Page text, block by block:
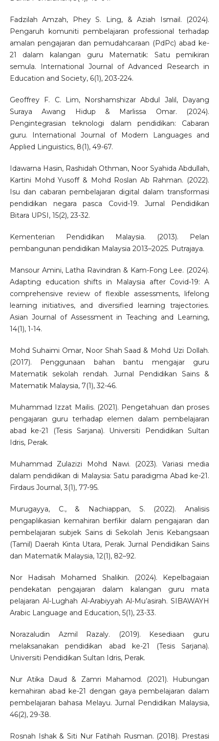
Fadzilah Amzah, Phey S. Ling, & Aziah Ismail. (2024).
Pengaruh komuniti pembelajaran professional terhadap
amalan pengajaran dan pemudahcaraan (PdPc) abad ke-
21 dalam kalangan guru Matematik: Satu pemikiran
semula. International Journal of Advanced Research in
Education and Society, 6(1), 203-224.
Geoffrey F. C. Lim, Norshamshizar Abdul Jalil, Dayang
Suraya Awang Hidup & Marlissa Omar. (2024).
Pengintegrasian teknologi dalam pendidikan: Cabaran
guru. International Journal of Modern Languages and
Applied Linguistics, 8(1), 49-67.
Idawarna Hasin, Rashidah Othman, Noor Syahida Abdullah,
Kartini Mohd Yusoff & Mohd Roslan Ab Rahman. (2022).
Isu dan cabaran pembelajaran digital dalam transformasi
pendidikan negara pasca Covid-19. Jurnal Pendidikan
Bitara UPSI, 15(2), 23-32.
Kementerian Pendidikan Malaysia. (2013). Pelan
pembangunan pendidikan Malaysia 2013–2025. Putrajaya.
Mansour Amini, Latha Ravindran & Kam-Fong Lee. (2024).
Adapting education shifts in Malaysia after Covid-19: A
comprehensive review of flexible assessments, lifelong
learning initiatives, and diversified learning trajectories.
Asian Journal of Assessment in Teaching and Learning,
14(1), 1-14.
Mohd Suhaimi Omar, Noor Shah Saad & Mohd Uzi Dollah.
(2017). Penggunaan bahan bantu mengajar guru
Matematik sekolah rendah. Jurnal Pendidikan Sains &
Matematik Malaysia, 7(1), 32-46.
Muhammad Izzat Mailis. (2021). Pengetahuan dan proses
pengajaran guru terhadap elemen dalam pembelajaran
abad ke-21 (Tesis Sarjana). Universiti Pendidikan Sultan
Idris, Perak.
Muhammad Zulazizi Mohd Nawi. (2023). Variasi media
dalam pendidikan di Malaysia: Satu paradigma Abad ke-21.
Firdaus Journal, 3(1), 77-95.
Murugayya, C., & Nachiappan, S. (2022). Analisis
pengaplikasian kemahiran berfikir dalam pengajaran dan
pembelajaran subjek Sains di Sekolah Jenis Kebangsaan
(Tamil) Daerah Kinta Utara, Perak. Jurnal Pendidikan Sains
dan Matematik Malaysia, 12(1), 82–92.
Nor Hadisah Mohamed Shalikin. (2024). Kepelbagaian
pendekatan pengajaran dalam kalangan guru mata
pelajaran Al-Lughah Al-Arabiyyah Al-Mu’asirah. SIBAWAYH
Arabic Language and Education, 5(1), 23-33.
Norazaludin Azmil Razaly. (2019). Kesediaan guru
melaksanakan pendidikan abad ke-21 (Tesis Sarjana).
Universiti Pendidikan Sultan Idris, Perak.
Nur Atika Daud & Zamri Mahamod. (2021). Hubungan
kemahiran abad ke-21 dengan gaya pembelajaran dalam
pembelajaran bahasa Melayu. Jurnal Pendidikan Malaysia,
46(2), 29-38.
Rosnah Ishak & Siti Nur Fatihah Rusman. (2018). Prestasi